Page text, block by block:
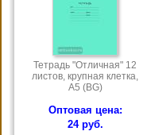
Тетрадь "Отличная" 12
листов, крупная клетка,
А5 (BG)
Оптовая цена:
24 руб.